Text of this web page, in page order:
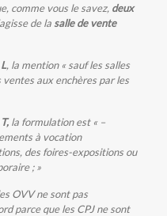
comme vous le savez, deux
de la salle de vente
, la mention « sauf les salles
aux enchères par les
la formulation est « –
à vocation
des foires-expositions ou
; »
OVV ne sont pas
parce que les CPJ ne sont